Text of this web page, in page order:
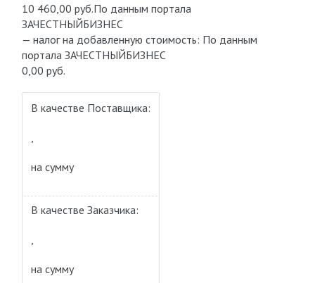
10 460,00 руб.По данным портала
ЗАЧЕСТНЫЙБИЗНЕС
— налог на добавленную стоимость: По данным
портала ЗАЧЕСТНЫЙБИЗНЕС
0,00 руб.
В качестве Поставщика:
,
на сумму
В качестве Заказчика:
,
на сумму